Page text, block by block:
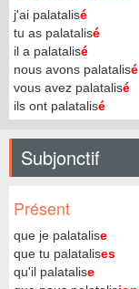
j'ai palatalisé
tu as palatalisé
il a palatalisé
nous avons palatalisé
vous avez palatalisé
ils ont palatalisé
Subjonctif
Présent
que je palatalise
que tu palatalises
qu'il palatalise